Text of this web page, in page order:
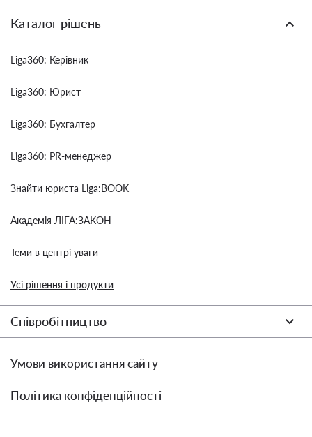
Каталог рішень
Liga360: Керівник
Liga360: Юрист
Liga360: Бухгалтер
Liga360: PR-менеджер
Знайти юриста Liga:BOOK
Академія ЛІГА:ЗАКОН
Теми в центрі уваги
Усі рішення і продукти
Співробітництво
Умови використання сайту
Політика конфіденційності